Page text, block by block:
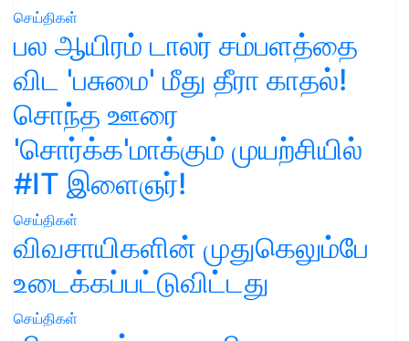
செய்திகள்
பல ஆயிரம் டாலர் சம்பளத்தை
விட 'பசுமை' மீது தீரா காதல்!
சொந்த ஊரை
'சொர்க்க'மாக்கும் முயற்சியில்
#IT இளைஞர்!
செய்திகள்
விவசாயிகளின் முதுகெலும்பே
உடைக்கப்பட்டுவிட்டது
செய்திகள்